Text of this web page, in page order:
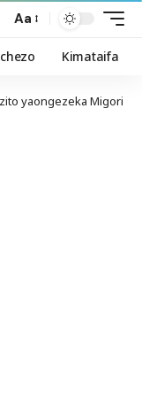
Aa
Kimataifa
yaongezeka Migori